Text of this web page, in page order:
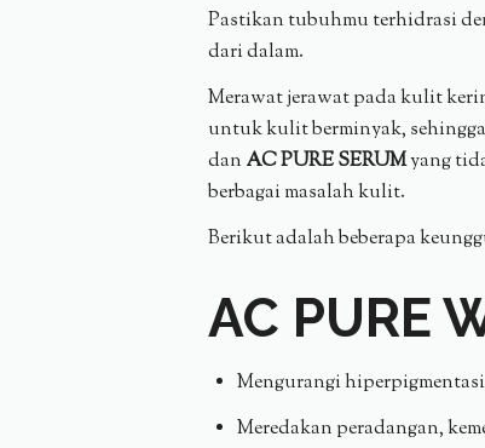
Pastikan tubuhmu terhidrasi
dari dalam.
Merawat jerawat pada kulit
untuk kulit berminyak,
dan AC PURE SERUMyang
berbagai masalah kulit.
Berikut adalah beberapa
AC PURE
Mengurangi
Meredakan peradangan,